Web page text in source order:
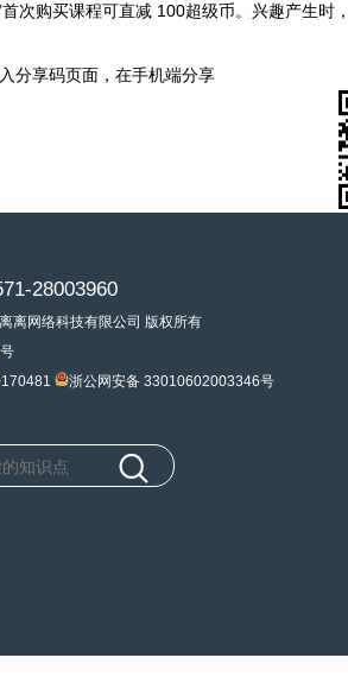
次购买课程可直减 100超级币。兴趣产生时
分享码页面，在手机端分享
28003960
离网络科技有限公司 版权所有
浙公网安备 33010602003346号